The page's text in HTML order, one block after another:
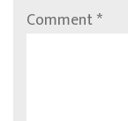
Comment*